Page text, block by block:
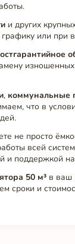
и других
или при
, коммунальные
что в
не просто
всей
поддержкой
50 м³ в ваш
сроки и